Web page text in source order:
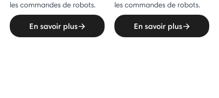
les commandes de robots.
En savoir plus
les commandes de robots.
En savoir plus